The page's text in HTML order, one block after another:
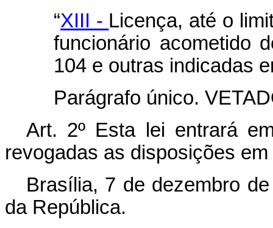
“XIII - Licença, até o
funcionário acometido
104 e outras indicadas
Parágrafo único.
Art. 2º Esta lei entrará
revogadas as disposições
Brasília, 7 de dezembro
da República.